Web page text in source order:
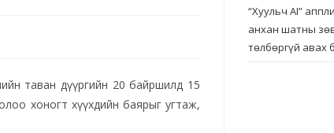
таван дүүргийн 20 байршилд 15
хоногт хүүхдийн баярыг угтаж,
“Хуульч АІ”
анхан шатны
төлбөргүй авах